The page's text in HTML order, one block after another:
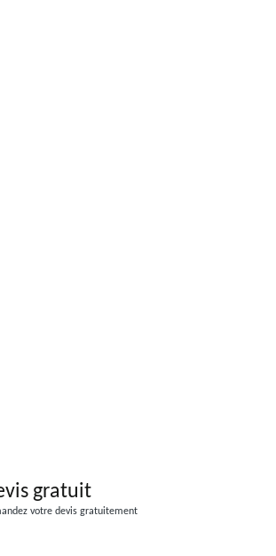
gratuit
votre devis gratuitement